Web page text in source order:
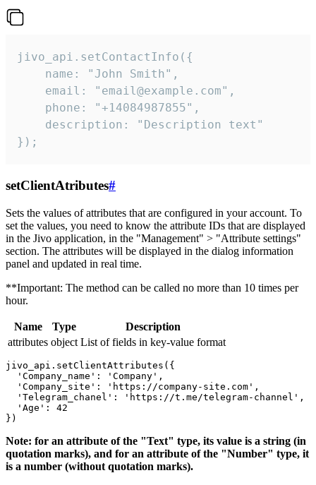
jivo_api.setContactInfo({
    name: "John Smith",
    email: "email@example.com",
    phone: "+14084987855",
    description: "Description text"
});
setClientAtributes#
Sets the values ​​of attributes that are configured in your account. To
set the values, you need to know the attribute IDs that are displayed
in the Jivo application, in the "Management" > "Attribute settings"
section. The attributes will be displayed in the dialog information
panel and updated in real time.
**Important: The method can be called no more than 10 times per
hour.
Name Type
Description
attributes object List of fields in key-value format
jivo_api.setClientAttributes({
  'Company_name': 'Company',
  'Company_site': 'https://company-site.com',
  'Telegram_chanel': 'https://t.me/telegram-channel',
  'Age': 42
Note: for an attribute of the "Text" type, its value is a string (in
quotation marks), and for an attribute of the "Number" type, it
is a number (without quotation marks).